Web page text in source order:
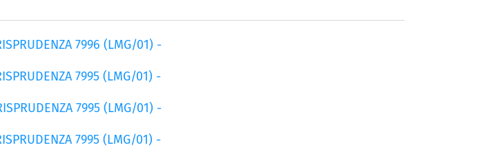
7996 (LMG/01) -
7995 (LMG/01) -
7995 (LMG/01) -
7995 (LMG/01) -